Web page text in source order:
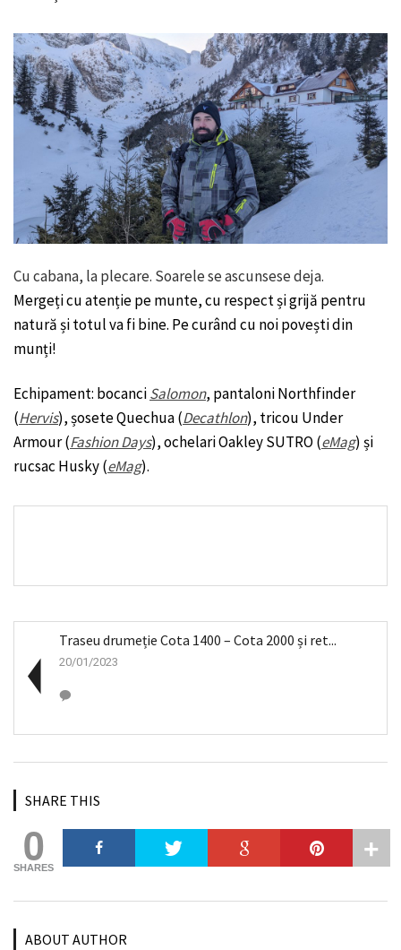
Cu cabana, la plecare. Soarele se ascunsese deja.
Mergeți cu atenție pe munte, cu respect și grijă pentru
natură și totul va fi bine. Pe curând cu noi povești din
munți!
Echipament: bocanciSalomon, pantaloni Northfinder
(Hervis), șosete Quechua (Decathlon), tricou Under
Armour (Fashion Days), ochelari Oakley SUTRO (eMag) și
rucsac Husky (eMag).
Traseu drumeție Cota 1400 – Cota 2000 și ret...
20/01/2023
SHARE THIS
0
SHARES
ABOUT AUTHOR